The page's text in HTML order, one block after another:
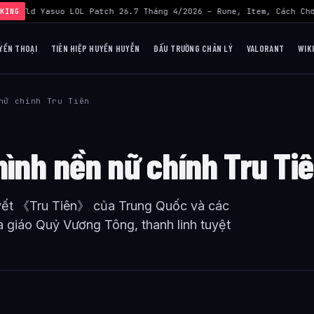
Build Yasuo LOL Patch 26.7 Tháng 4/2026 – Rune, Item, Cách
THOẠI TIÊN HIỆP HUYỀN HUYỄN ĐẤU TRƯỜNG CHÂN LÝ VALORANT
chính Tru Tiên
nền nữ chính Tru
《Tru Tiên》 của Trung Quốc và các
Quỷ Vương Tông, thanh linh tuyệt